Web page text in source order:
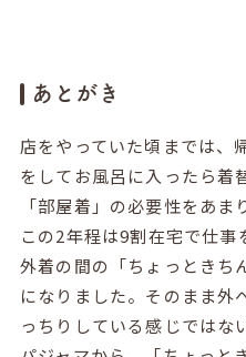
あとがき
店をやっていた頃までは、
をしてお風呂に入ったら着
「部屋着」の必要性をあ
この2年程は9割在宅で仕事
外着の間の「ちょっときち
になりました。そのまま外
っちりしている感じではな